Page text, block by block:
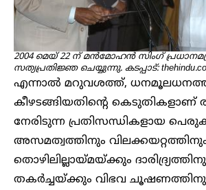
2004 മെയ് 22 ന് മൻമോഹൻ സിംഗ്
സത്യപ്രതിജ്ഞ ചെയ്യുന്നു. കടപ്പാട്:
എന്നാൽ മറുവശത്ത്,
കീഴടങ്ങിയതിന്റെ കെടുതികളാണ്
നേരിടുന്ന പ്രതിസന്ധികളായ
അസമത്വത്തിനും
തൊഴിലില്ലായ്മയ്ക്കും
തകർച്ചയ്ക്കും വിഭവ